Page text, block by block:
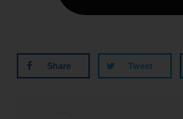
Share Tweet